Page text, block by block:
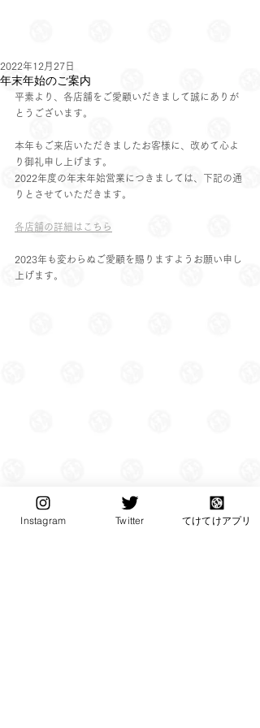
年末年始のご案内
2022年12月27日
平素より、各店舗をご愛顧いだきまして誠にありが
とうございます。
本年もご来店いただきましたお客様に、改めて心よ
り御礼申し上げます。
2022年度の年末年始営業につきましては、下記の通
りとさせていただきます。
各店舗の詳細はこちら
2023年も変わらぬご愛顧を賜りますようお願い申し
上げます。
Instagram Twitter てけてけアプリ